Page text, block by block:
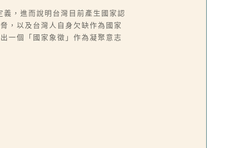
，進而說明台灣目前產生國家認
，以及台灣人自身欠缺作為國家
一個「國家象徵」作為凝聚意志